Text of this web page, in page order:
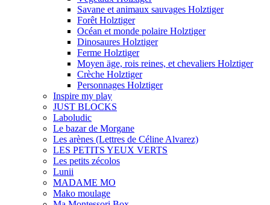
Savane et animaux sauvages Holztiger
Forêt Holztiger
Océan et monde polaire Holztiger
Dinosaures Holztiger
Ferme Holztiger
Moyen äge, rois reines, et chevaliers Holztiger
Crèche Holztiger
Personnages Holztiger
Inspire my play
JUST BLOCKS
Laboludic
Le bazar de Morgane
Les arènes (Lettres de Céline Alvarez)
LES PETITS YEUX VERTS
Les petits zécolos
Lunii
MADAME MO
Mako moulage